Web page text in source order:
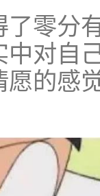
零分
对自
愿的感